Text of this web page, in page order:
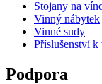
Stojany na
Vinný nábytek
Vinné sudy
Příslušenství k
Podpora